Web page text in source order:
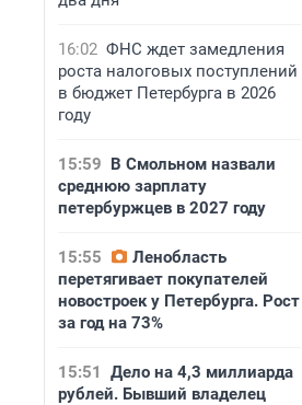
16:02 ФНС ждет замедления
роста налоговых поступлений
в бюджет Петербурга в 2026
году
15:59 В Смольном назвали
среднюю зарплату
петербуржцев в 2027 году
15:55
Ленобласть
перетягивает покупателей
новостроек у Петербурга. Рост
за год на 73%
15:51
Дело на 4,3 миллиарда
рублей. Бывший владелец